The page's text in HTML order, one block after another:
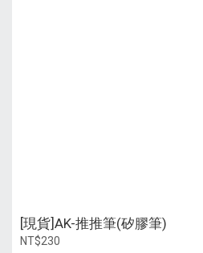
[現貨]AK-推推筆(矽膠筆)
NT$230